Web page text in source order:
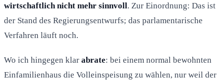
wirtschaftlich nicht mehr sinnvoll. Zur Einordnung: Das ist
der Stand des Regierungsentwurfs; das parlamentarische
Verfahren läuft noch.
Wo ich hingegen klar abrate: bei einem normal bewohnten
Einfamilienhaus die Volleinspeisung zu wählen, nur weil der